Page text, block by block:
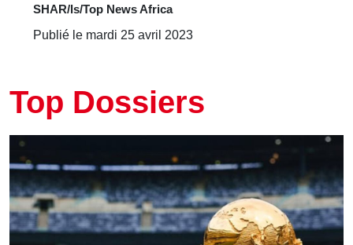
SHAR/ls/Top News Africa
Publié le mardi 25 avril 2023
Top Dossiers